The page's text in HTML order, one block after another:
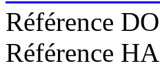
Référence
Référence